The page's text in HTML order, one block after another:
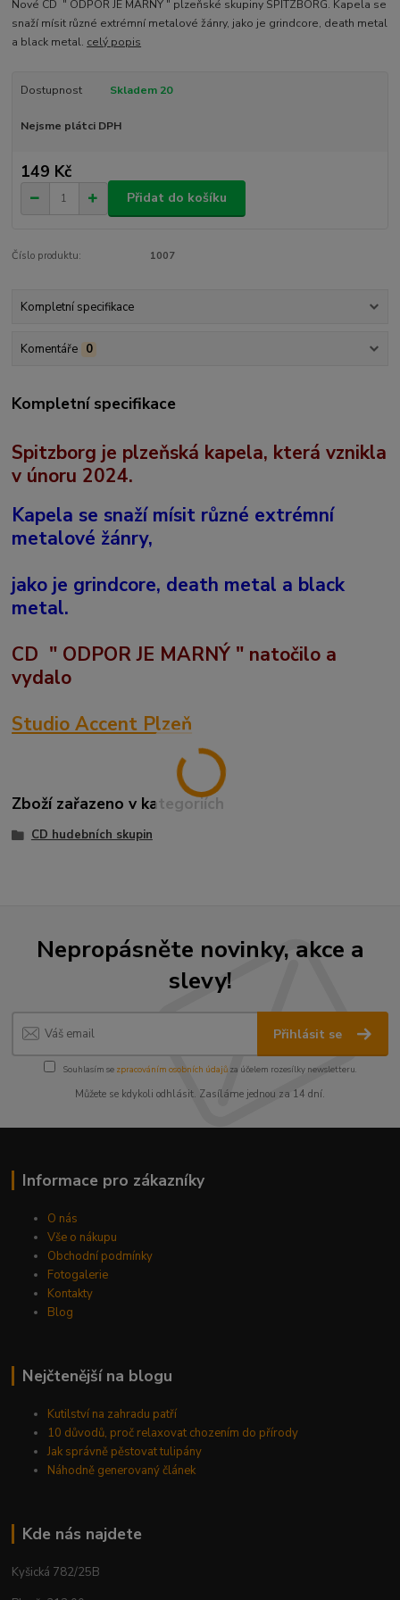
Nové CD " ODPOR JE MARNÝ " plzeňské skupiny SPITZBORG. Kapela se
snaží mísit různé extrémní metalové žánry, jako je grindcore, death metal
a black metal. celý popis
Dostupnost Skladem 20
Nejsme plátci DPH
149 Kč
Přidat do košíku
Číslo produktu: 1007
Kompletní specifikace
Komentáře 0
Kompletní specifikace
Spitzborg je plzeňská kapela, která vznikla
v únoru 2024.
Kapela se snaží mísit různé extrémní
metalové žánry,
jako je grindcore, death metal a black
metal.
CD " ODPOR JE MARNÝ " natočilo a
vydalo
Studio Accent Plzeň
Zboží zařazeno v kategoriích
CD hudebních skupin
Nepropásněte novinky, akce a
slevy!
Přihlásit se
Souhlasím se zpracováním osobních údajůza účelem rozesílky newsletteru.
Můžete se kdykoli odhlásit. Zasíláme jednou za 14 dní.
Informace pro zákazníky
O nás
Vše o nákupu
Obchodní podmínky
Fotogalerie
Kontakty
Blog
Nejčtenější na blogu
Kutilství na zahradu patří
10 důvodů, proč relaxovat chozením do přírody
Jak správně pěstovat tulipány
Náhodně generovaný článek
Kde nás najdete
Kyšická 782/25B